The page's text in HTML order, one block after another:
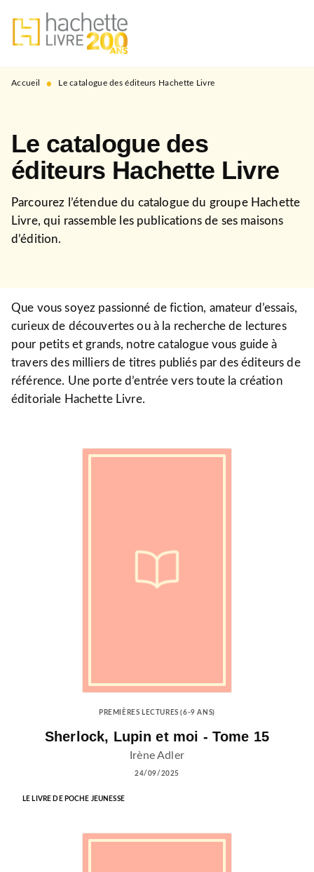
MENU RECHERCHE
PIED DE PAGE
Accueil • Le catalogue des éditeurs Hachette Livre
Le catalogue des
éditeurs Hachette Livre
Parcourez l’étendue du catalogue du groupe Hachette
Livre, qui rassemble les publications de ses maisons
d’édition.
Que vous soyez passionné de fiction, amateur d’essais,
curieux de découvertes ou à la recherche de lectures
pour petits et grands, notre catalogue vous guide à
travers des milliers de titres publiés par des éditeurs de
référence. Une porte d’entrée vers toute la création
éditoriale Hachette Livre.
PREMIÈRES LECTURES (6-9 ANS)
Sherlock, Lupin et moi - Tome 15
Irène Adler
24/09/2025
LE LIVRE DE POCHE JEUNESSE